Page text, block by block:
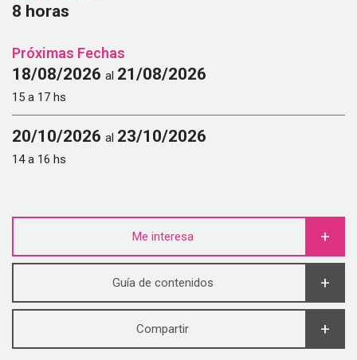
8 horas
Próximas Fechas
18/08/2026 al 21/08/2026
15 a 17 hs
20/10/2026 al 23/10/2026
14 a 16 hs
Me interesa
Guía de contenidos
Compartir